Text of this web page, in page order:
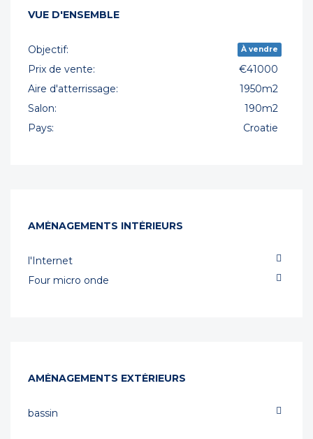
VUE D'ENSEMBLE
Objectif: À vendre
Prix de vente:
€41000
Aire d'atterrissage:
1950m2
Salon:
190m2
Pays:
Croatie
AMÉNAGEMENTS INTÉRIEURS
l'Internet
Four micro onde
AMÉNAGEMENTS EXTÉRIEURS
bassin